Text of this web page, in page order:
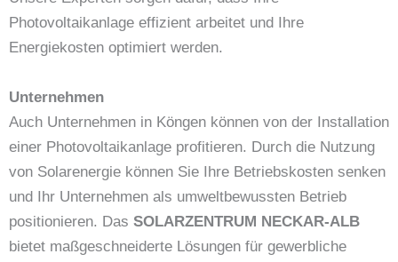
Photovoltaikanlage effizient arbeitet und Ihre
Energiekosten optimiert werden.
Unternehmen
Auch Unternehmen in Köngen können von der Installation
einer Photovoltaikanlage profitieren. Durch die Nutzung
von Solarenergie können Sie Ihre Betriebskosten senken
und Ihr Unternehmen als umweltbewussten Betrieb
positionieren. Das SOLARZENTRUM NECKAR-ALB
bietet maßgeschneiderte Lösungen für gewerbliche